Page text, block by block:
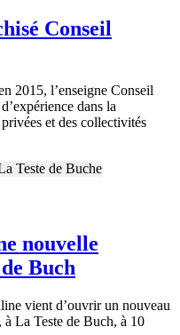
Conseil
2015, l’enseigne Conseil
dans la
et des collectivités
nouvelle
Buch
vient d’ouvrir un nouveau
La Teste de Buch, à 10